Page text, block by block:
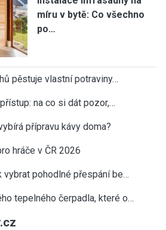
míru v bytě: Co všechno
po…
pěstuje vlastní potraviny…
na co si dát pozor,…
přípravu kávy doma?
hráče v ČR 2026
vybrat pohodlné přespání be…
tepelného čerpadla, které o…